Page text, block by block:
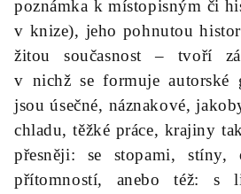
poznámka k místopisným či
v knize), jeho pohnutou
žitou současnost – tvoří
v nichž se formuje autorské
jsou úsečné, náznakové,
chladu, těžké práce, krajiny
přesněji: se stopami, stíny,
přítomností, anebo též: s